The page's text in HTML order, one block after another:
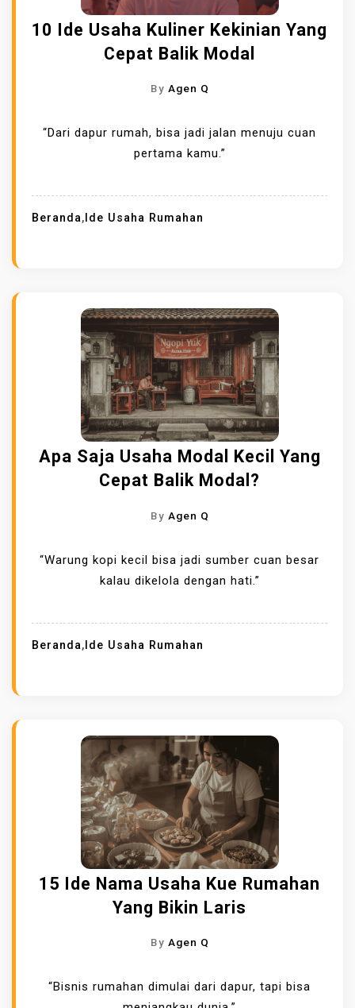
10 Ide Usaha Kuliner Kekinian Yang
Cepat Balik Modal
By Agen Q
“Dari dapur rumah, bisa jadi jalan menuju cuan
pertama kamu.”
Beranda, Ide Usaha Rumahan
Apa Saja Usaha Modal Kecil Yang
Cepat Balik Modal?
By Agen Q
“Warung kopi kecil bisa jadi sumber cuan besar
kalau dikelola dengan hati.”
Beranda, Ide Usaha Rumahan
15 Ide Nama Usaha Kue Rumahan
Yang Bikin Laris
By Agen Q
“Bisnis rumahan dimulai dari dapur, tapi bisa